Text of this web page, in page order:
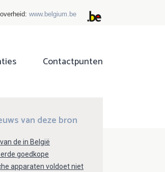
www.belgium.be
Contactpunten
van deze bron
de in België
goedkope
apparaten voldoet niet